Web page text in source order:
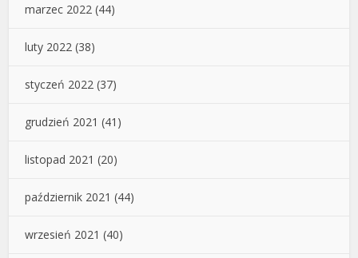
marzec 2022 (44)
luty 2022 (38)
styczeń 2022 (37)
grudzień 2021 (41)
listopad 2021 (20)
październik 2021 (44)
wrzesień 2021 (40)